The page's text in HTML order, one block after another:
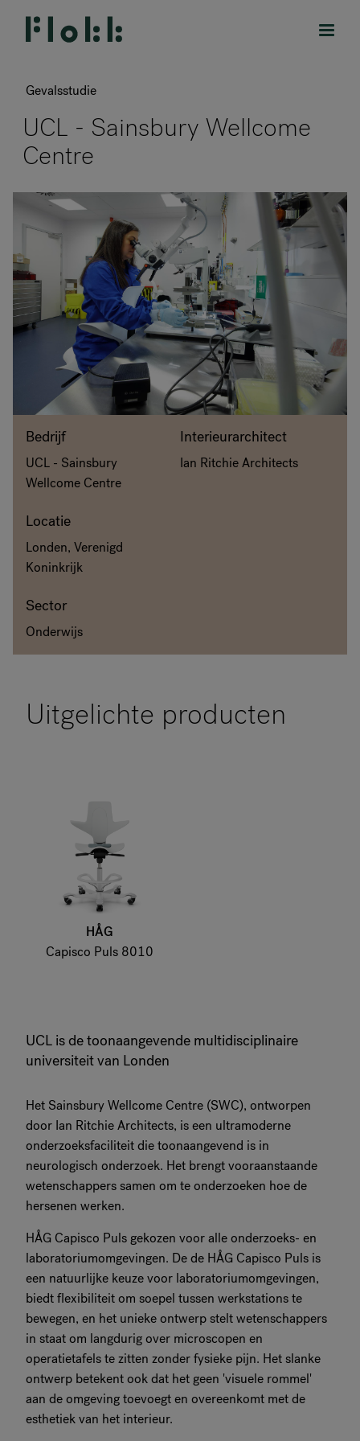
PROJECTEN
DESIGNERS
MERKEN
BLOG
SHOP
Over Flokk
Investeerder
Gevalsstudie
UCL - Sainsbury Wellcome
Centre
Bedrijf
UCL - Sainsbury
Wellcome Centre
Locatie
Londen, Verenigd
Koninkrijk
Sector
Onderwijs
Interieurarchitect
Ian Ritchie Architects
Uitgelichte producten
HÅG
Capisco Puls 8010
UCL is de toonaangevende multidisciplinaire
universiteit van Londen
Het Sainsbury Wellcome Centre (SWC), ontworpen
door Ian Ritchie Architects, is een ultramoderne
onderzoeksfaciliteit die toonaangevend is in
neurologisch onderzoek. Het brengt vooraanstaande
wetenschappers samen om te onderzoeken hoe de
hersenen werken.
HÅG Capisco Puls gekozen voor alle onderzoeks- en
laboratoriumomgevingen. De de HÅG Capisco Puls is
een natuurlijke keuze voor laboratoriumomgevingen,
biedt flexibiliteit om soepel tussen werkstations te
bewegen, en het unieke ontwerp stelt wetenschappers
in staat om langdurig over microscopen en
operatietafels te zitten zonder fysieke pijn. Het slanke
ontwerp betekent ook dat het geen 'visuele rommel'
aan de omgeving toevoegt en overeenkomt met de
esthetiek van het interieur.